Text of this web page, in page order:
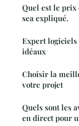
Quel est le prix
sea expliqué.
Expert logiciels
idéaux
Choisir la
votre projet
Quels sont les
en direct pour